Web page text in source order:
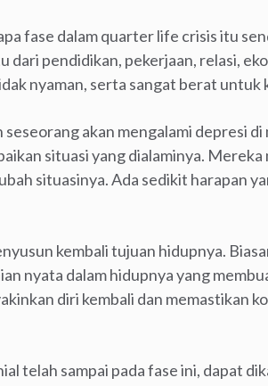
fase dalam quarter life crisis itu
dari pendidikan, pekerjaan, relasi,
nyaman, serta sangat berat untuk
akan mengalami depresi
situasi yang dialaminya.
situasinya. Ada sedikit harapan
kembali tujuan hidupnya.
nyata dalam hidupnya yang
diri kembali dan memastikan
telah sampai pada fase ini, dapat